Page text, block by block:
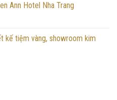
Ann Hotel Nha Trang
kế tiệm vàng, showroom kim